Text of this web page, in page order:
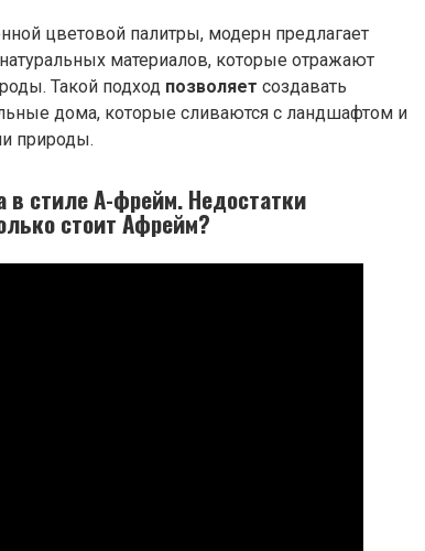
цветовой палитры, модерн предлагает
материалов, которые отражают
Такой подход позволяет создавать
дома, которые сливаются с ландшафтом и
природы.
стиле А-фрейм. Недостатки
стоит Афрейм?